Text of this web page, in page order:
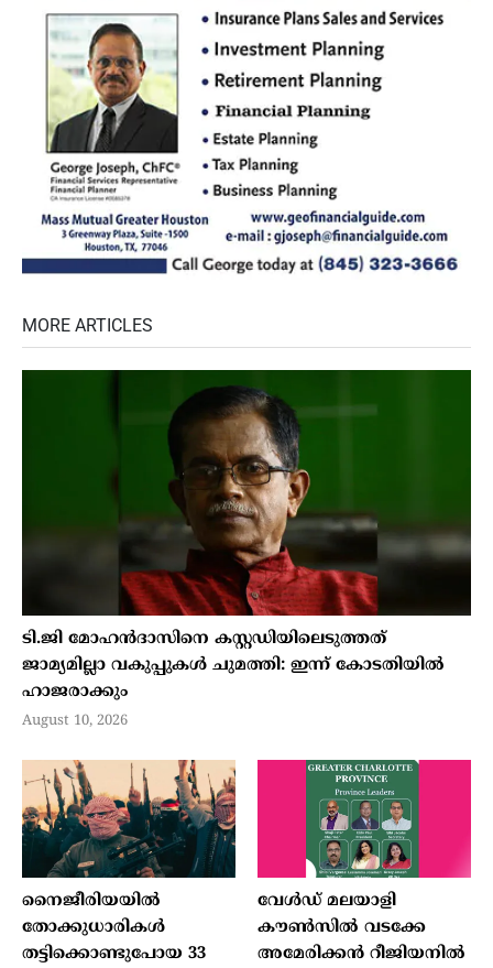
MORE ARTICLES
ടി.ജി മോഹന്‍ദാസിനെ കസ്റ്റഡിയിലെടുത്തത്
ജാമ്യമില്ലാ വകുപ്പുകള്‍ ചുമത്തി: ഇന്ന് കോടതിയില്‍
ഹാജരാക്കും
August 10, 2026
നൈജീരിയയില്‍
തോക്കുധാരികള്‍
തട്ടിക്കൊണ്ടുപോയ 33
വേള്‍ഡ് മലയാളി
കൗണ്‍സില്‍ വടക്കേ
അമേരിക്കന്‍ റീജിയനില്‍